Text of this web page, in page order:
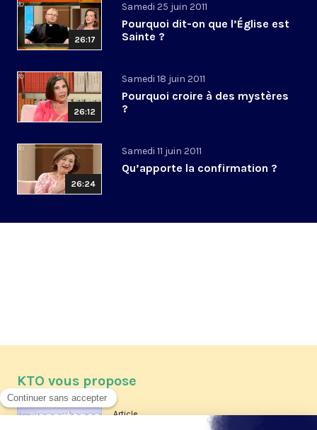
26:17
Samedi 25 juin 2011
Pourquoi dit-on que l’Église est
Sainte ?
26:12
Samedi 18 juin 2011
Pourquoi croire à des mystères
?
26:24
Samedi 11 juin 2011
Qu’apporte la confirmation ?
KTO vous propose
Article